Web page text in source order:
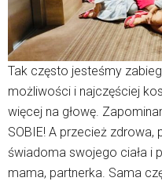
Tak często jesteśmy
możliwości i najczęściej
więcej na głowę.
SOBIE! A przecież zdrowa,
świadoma swojego ciała i
mama, partnerka. Sama